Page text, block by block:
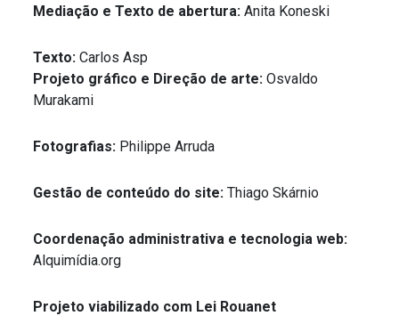
Mediação e Texto de abertura: Anita Koneski
Texto: Carlos Asp
Projeto gráfico e Direção de arte:Osvaldo
Murakami
Fotografias: Philippe Arruda
Gestão de conteúdo do site: Thiago Skárnio
Coordenação administrativa e tecnologia web:
Alquimídia.org
Projeto viabilizado com Lei Rouanet